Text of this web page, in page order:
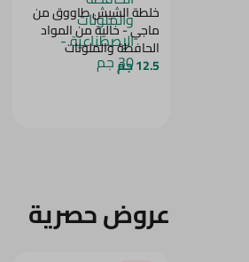
خلطة الشيش طاووق من
ماجي - خالية من المواد
الحافظة والملونات
الإصطناعية - 30 جم
12.5 جم
عروض حصرية